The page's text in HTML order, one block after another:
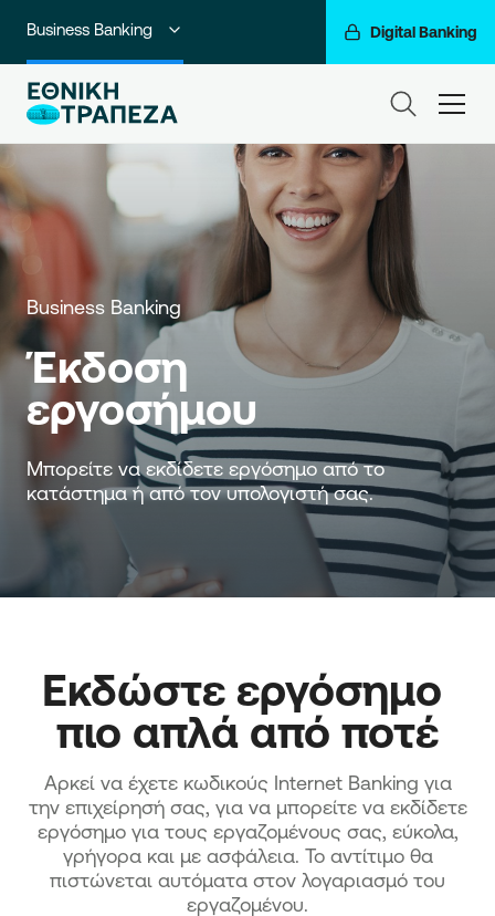
Business Banking Digital Banking
Ιδιώτες
Premium Banking
Private Banking
Corporate & Investment Banking
Ο Όμιλός μας
Business Banking
Έκδοση
εργοσήμου
Μπορείτε να εκδίδετε εργόσημο από το
κατάστημα ή από τον υπολογιστή σας.
Εκδώστε εργόσημο
πιο απλά από ποτέ
Αρκεί να έχετε κωδικούς Internet Banking για
την επιχείρησή σας, για να μπορείτε να εκδίδετε
εργόσημο για τους εργαζομένους σας, εύκολα,
γρήγορα και με ασφάλεια. Το αντίτιμο θα
πιστώνεται αυτόματα στον λογαριασμό του
εργαζομένου.